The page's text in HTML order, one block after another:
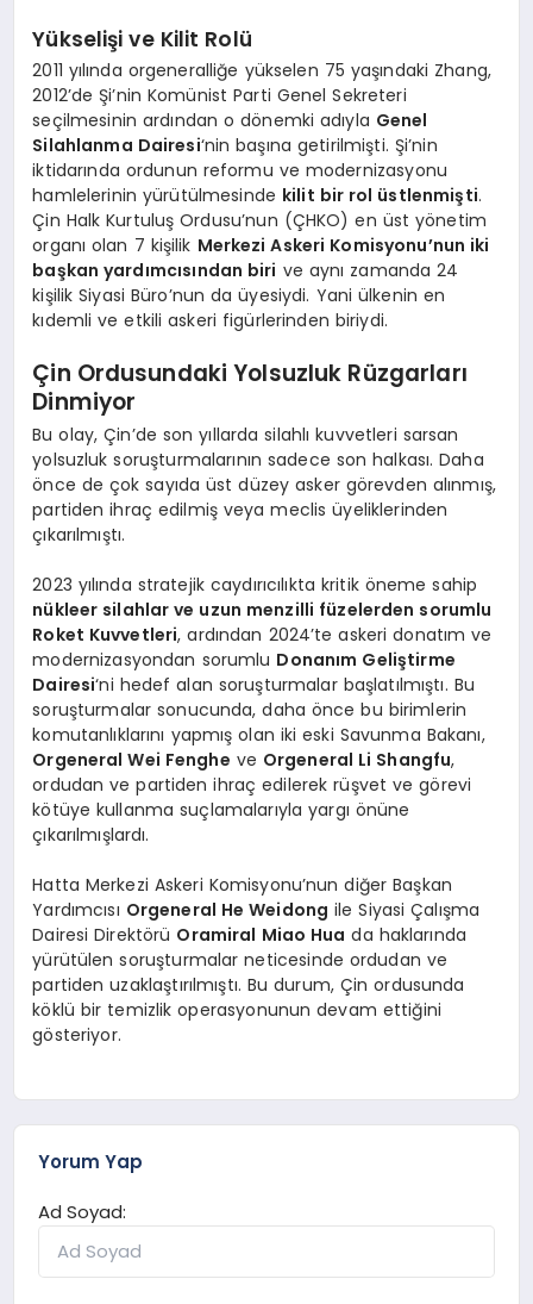
Yükselişi ve Kilit Rolü
2011 yılında orgeneralliğe yükselen 75 yaşındaki Zhang,
2012’de Şi’nin Komünist Parti Genel Sekreteri
seçilmesinin ardından o dönemki adıyla Genel
Silahlanma Dairesi‘nin başına getirilmişti. Şi’nin
iktidarında ordunun reformu ve modernizasyonu
hamlelerinin yürütülmesinde kilit bir rol üstlenmişti.
Çin Halk Kurtuluş Ordusu’nun (ÇHKO) en üst yönetim
organı olan 7 kişilik Merkezi Askeri Komisyonu’nun iki
başkan yardımcısından biri ve aynı zamanda 24
kişilik Siyasi Büro’nun da üyesiydi. Yani ülkenin en
kıdemli ve etkili askeri figürlerinden biriydi.
Çin Ordusundaki Yolsuzluk Rüzgarları
Dinmiyor
Bu olay, Çin’de son yıllarda silahlı kuvvetleri sarsan
yolsuzluk soruşturmalarının sadece son halkası. Daha
önce de çok sayıda üst düzey asker görevden alınmış,
partiden ihraç edilmiş veya meclis üyeliklerinden
çıkarılmıştı.
2023 yılında stratejik caydırıcılıkta kritik öneme sahip
nükleer silahlar ve uzun menzilli füzelerden sorumlu
Roket Kuvvetleri, ardından 2024’te askeri donatım ve
modernizasyondan sorumlu Donanım Geliştirme
Dairesi‘ni hedef alan soruşturmalar başlatılmıştı. Bu
soruşturmalar sonucunda, daha önce bu birimlerin
komutanlıklarını yapmış olan iki eski Savunma Bakanı,
Orgeneral Wei Fenghe ve Orgeneral Li Shangfu,
ordudan ve partiden ihraç edilerek rüşvet ve görevi
kötüye kullanma suçlamalarıyla yargı önüne
çıkarılmışlardı.
Hatta Merkezi Askeri Komisyonu’nun diğer Başkan
Yardımcısı Orgeneral He Weidong ile Siyasi Çalışma
Dairesi Direktörü Oramiral Miao Hua da haklarında
yürütülen soruşturmalar neticesinde ordudan ve
partiden uzaklaştırılmıştı. Bu durum, Çin ordusunda
köklü bir temizlik operasyonunun devam ettiğini
gösteriyor.
Yorum Yap
Ad Soyad: